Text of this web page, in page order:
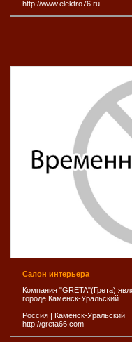
http://www.elektro76.ru
Салон интерьера
Компания "GRETA"(Грета)
городе Каменск-Уральский.
Россия | Каменск-Уральский
http://greta66.com